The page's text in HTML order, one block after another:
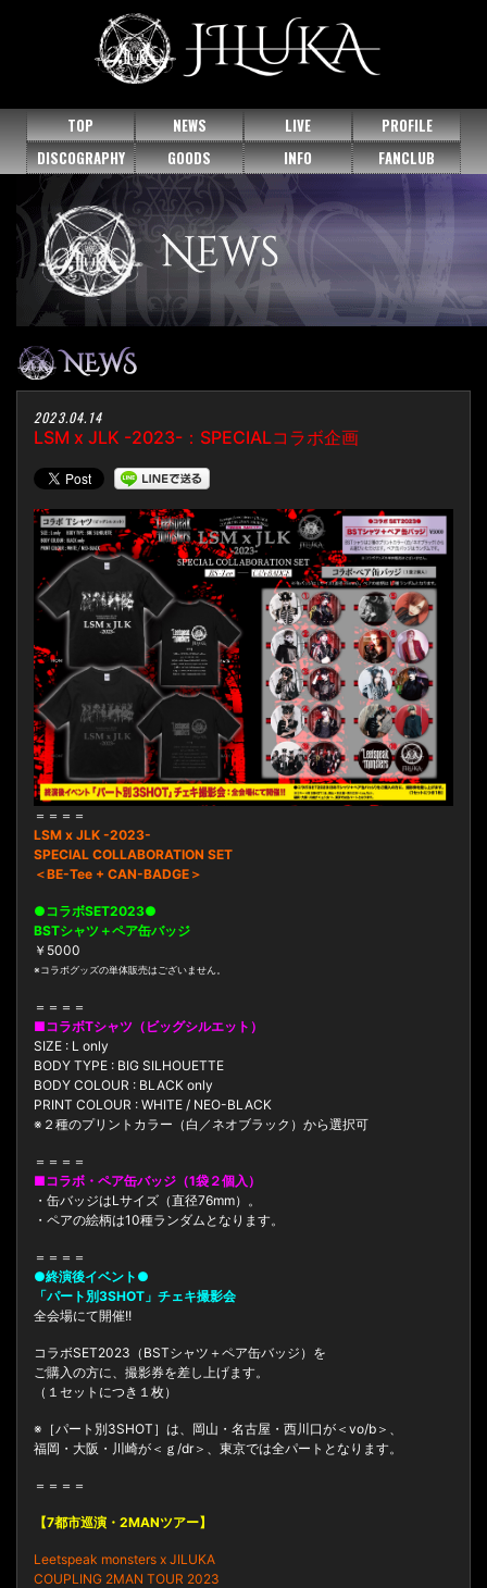
TOP NEWS LIVE
PROFILE
DISCOGRAPHY
GOODS INFO FANCLUB
2023.04.14
LSM x JLK -2023-：SPECIALコラボ企画
＝＝＝＝
LSM x JLK -2023-
SPECIAL COLLABORATION SET
＜BE-Tee + CAN-BADGE＞
●コラボSET2023●
BSTシャツ＋ペア缶バッジ
￥5000
※コラボグッズの単体販売はございません。
＝＝＝＝
■コラボTシャツ（ビッグシルエット）
SIZE : L only
BODY TYPE : BIG SILHOUETTE
BODY COLOUR : BLACK only
PRINT COLOUR : WHITE / NEO-BLACK
※２種のプリントカラー（白／ネオブラック）から選択可
＝＝＝＝
■コラボ・ペア缶バッジ（1袋２個入）
・缶バッジはLサイズ（直径76mm）。
・ペアの絵柄は10種ランダムとなります。
＝＝＝＝
●終演後イベント●
「パート別3SHOT」チェキ撮影会
全会場にて開催!!
コラボSET2023（BSTシャツ＋ペア缶バッジ）を
ご購入の方に、撮影券を差し上げます。
（１セットにつき１枚）
※［パート別3SHOT］は、岡山・名古屋・西川口が＜vo/b＞、
福岡・大阪・川崎が＜ｇ/dr＞、東京では全パートとなります。
＝＝＝＝
【7都市巡演・2MANツアー】
Leetspeak monsters x JILUKA
COUPLING 2MAN TOUR 2023